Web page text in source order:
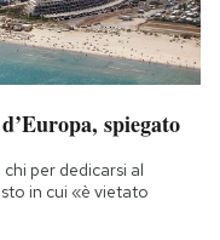
spiegato
per dedicarsi al
in cui «è vietato